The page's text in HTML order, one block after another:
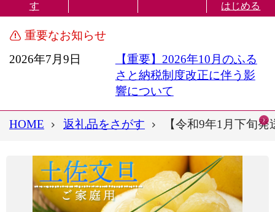
す
はじめる
重要なお知らせ
2026年7月9日
【重要】2026年10月のふる
さと納税制度改正に伴う影
響について
HOME 返礼品をさがす 【令和9年1月下旬